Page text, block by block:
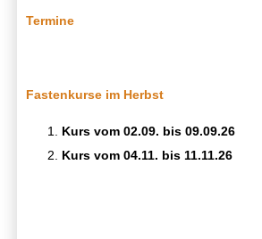
Termine
Fastenkurse im Herbst
Kurs vom 02.09. bis 09.09.26
Kurs vom 04.11. bis 11.11.26